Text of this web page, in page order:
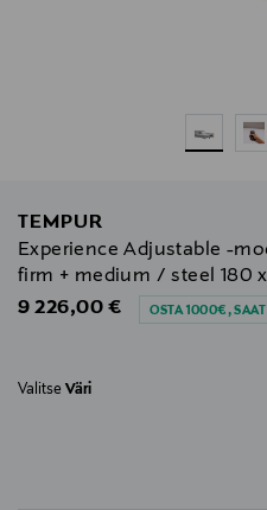
TEMPUR
Experience Adjustable -
firm + medium / steel 180
Original Price
9 226,00 € OSTA 1000€, SAAT
Valitse Väri